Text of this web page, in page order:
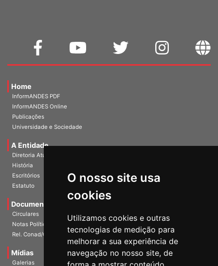
O nosso site usa
cookies
Utilizamos cookies e outras
tecnologias de medição para
melhorar a sua experiência de
navegação no nosso site, de
Home
InformANDES PDF
InformANDES Online
Publicações
Universidade e Sociedade
A Entidade
Diretoria Atual
História
Escritórios
Estatuto
Documentos
Circulares
Notas Políticas
Rel. Conad/Congresso
Mídias
Galerias